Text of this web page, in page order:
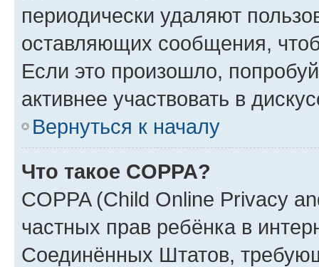
периодически удаляют
оставляющих сообщения,
Если это произошло,
активнее участвовать в
Вернуться к началу
Что такое COPPA?
COPPA (Child Online Privacy
частных прав ребёнка в
Соединённых Штатов,